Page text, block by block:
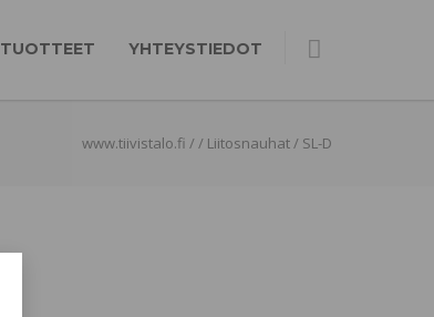
TUOTTEET YHTEYSTIEDOT
www.tiivistalo.fi // Liitosnauhat/ SL-D